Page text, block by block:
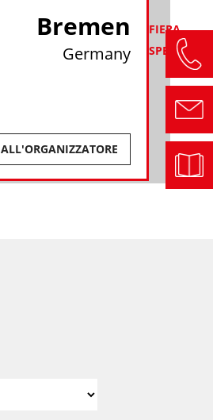
Bremen
Germany
ALL'ORGANIZZATORE
FIERA